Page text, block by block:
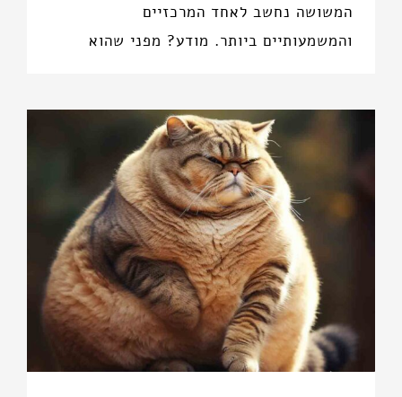
המשושה נחשב לאחד המרכזיים
והמשמעותיים ביותר. מודע? מפני שהוא